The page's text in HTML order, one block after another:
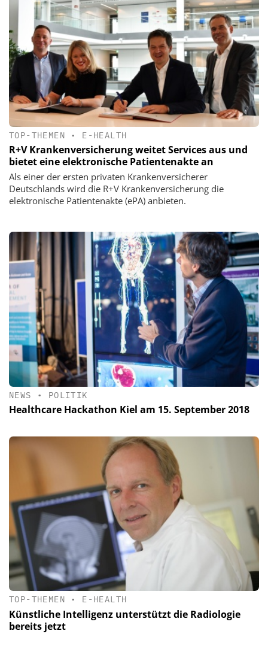
TOP-THEMEN • E-HEALTH
R+V Krankenversicherung weitet Services aus und
bietet eine elektronische Patientenakte an
Als einer der ersten privaten Krankenversicherer
Deutschlands wird die R+V Krankenversicherung die
elektronische Patientenakte (ePA) anbieten.
NEWS • POLITIK
Healthcare Hackathon Kiel am 15. September 2018
TOP-THEMEN • E-HEALTH
Künstliche Intelligenz unterstützt die Radiologie
bereits jetzt